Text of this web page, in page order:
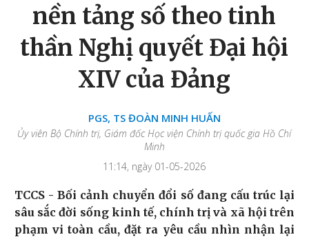
nền tảng số theo tinh
thần Nghị quyết Đại hội
XIV của Đảng
PGS, TS ĐOÀN MINH HUẤN
Ủy viên Bộ Chính trị, Giám đốc Học viện Chính trị quốc gia Hồ Chí
Minh
11:14, ngày 01-05-2026
TCCS - Bối cảnh chuyển đổi số đang cấu trúc lại
sâu sắc đời sống kinh tế, chính trị và xã hội trên
phạm vi toàn cầu, đặt ra yêu cầu nhìn nhận lại